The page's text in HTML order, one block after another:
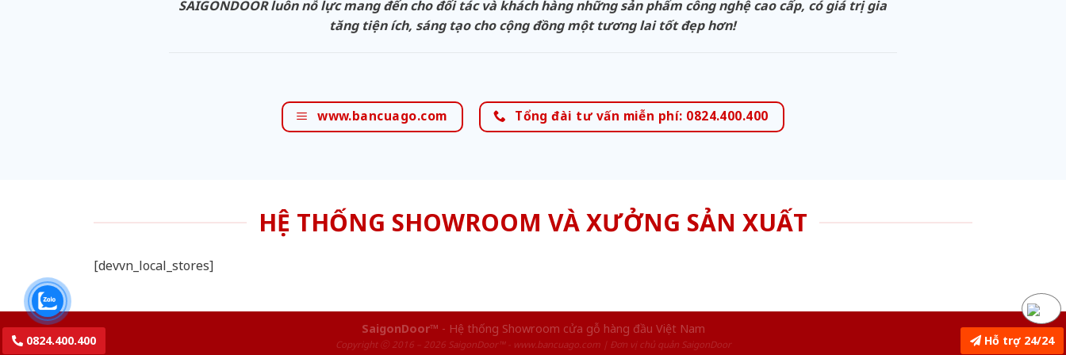
SAIGONDOOR luôn nỗ lực mang đến cho đối tác và khách hàng những sản phẩm công nghệ cao cấp, có giá trị gia
tăng tiện ích, sáng tạo cho cộng đồng một tương lai tốt đẹp hơn!
www.bancuago.com Tổng đài tư vấn miễn phí: 0824.400.400
HỆ THỐNG SHOWROOM VÀ XƯỞNG SẢN XUẤT
[devvn_local_stores]
SaigonDoor™ - Hệ thống Showroom cửa gỗ hàng đầu Việt Nam
Copyright ⓒ 2016 – 2026 SaigonDoor™ - www.bancuago.com | Đơn vị chủ quản SaigonDoor
0824.400.400 Hỗ trợ 24/24